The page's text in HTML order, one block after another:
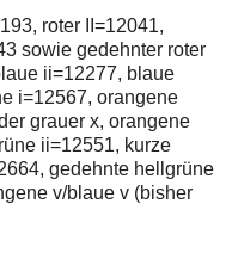
roter II=12041,
sowie gedehnter roter
ii=12277, blaue
i=12567, orangene
grauer x, orangene
ii=12551, kurze
gedehnte hellgrüne
v/blaue v (bisher